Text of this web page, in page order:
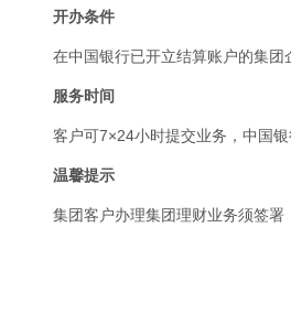
开办条件
在中国银行已开立结算账户的集团
服务时间
客户可7×24小时提交业务，中国
温馨提示
集团客户办理集团理财业务须签